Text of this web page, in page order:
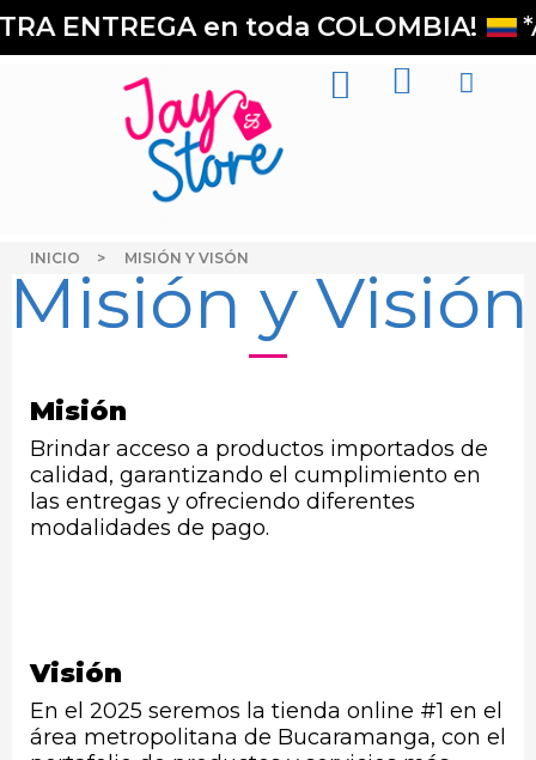
ENTREGA en toda COLOMBIA!
INICIO MISIÓN Y VISÓN
Misión y Visión
Misión
Brindar acceso a productos importados de
calidad, garantizando el cumplimiento en
las entregas y ofreciendo diferentes
modalidades de pago.
Visión
En el 2025 seremos la tienda online #1 en el
área metropolitana de Bucaramanga, con el